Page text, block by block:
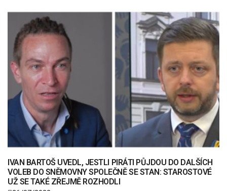
IVAN BARTOŠ UVEDL, JESTLI PIRÁTI PŮJDOU DO DALŠÍCH
VOLEB DO SNĚMOVNY SPOLEČNĚ SE STAN: STAROSTOVÉ
UŽ SE TAKÉ ZŘEJMĚ ROZHODLI